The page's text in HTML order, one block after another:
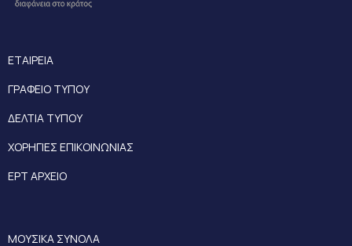
ΕΤΑΙΡΕΙΑ
ΓΡΑΦΕΙΟ ΤΥΠΟΥ
ΔΕΛΤΙΑ ΤΥΠΟΥ
ΧΟΡΗΓΙΕΣ ΕΠΙΚΟΙΝΩΝΙΑΣ
ΕΡΤ ΑΡΧΕΙΟ
ΜΟΥΣΙΚΑ ΣΥΝΟΛΑ